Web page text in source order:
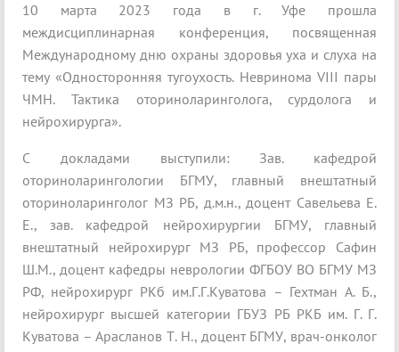
10 марта 2023 года в г. Уфе прошла
междисциплинарная конференция, посвященная
Международному дню охраны здоровья уха и слуха на
тему «Односторонняя тугоухость. Невринома VIII пары
ЧМН. Тактика оториноларинголога, сурдолога и
нейрохирурга».
С докладами выступили: Зав. кафедрой
оториноларингологии БГМУ, главный внештатный
оториноларинголог МЗ РБ, д.м.н., доцент Савельева Е.
Е., зав. кафедрой нейрохирургии БГМУ, главный
внештатный нейрохирург МЗ РБ, профессор Сафин
Ш.М., доцент кафедры неврологии ФГБОУ ВО БГМУ МЗ
РФ, нейрохирург РКб им.Г.Г.Куватова – Гехтман А. Б.,
нейрохирург высшей категории ГБУЗ РБ РКБ им. Г. Г.
Куватова – Арасланов Т. Н., доцент БГМУ, врач-онколог